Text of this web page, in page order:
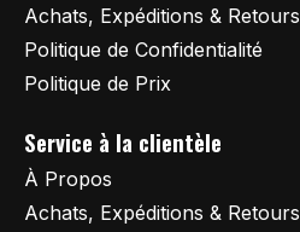
Achats, Expéditions & Retours
Politique de Confidentialité
Politique de Prix
Service à la clientèle
À Propos
Achats, Expéditions & Retours